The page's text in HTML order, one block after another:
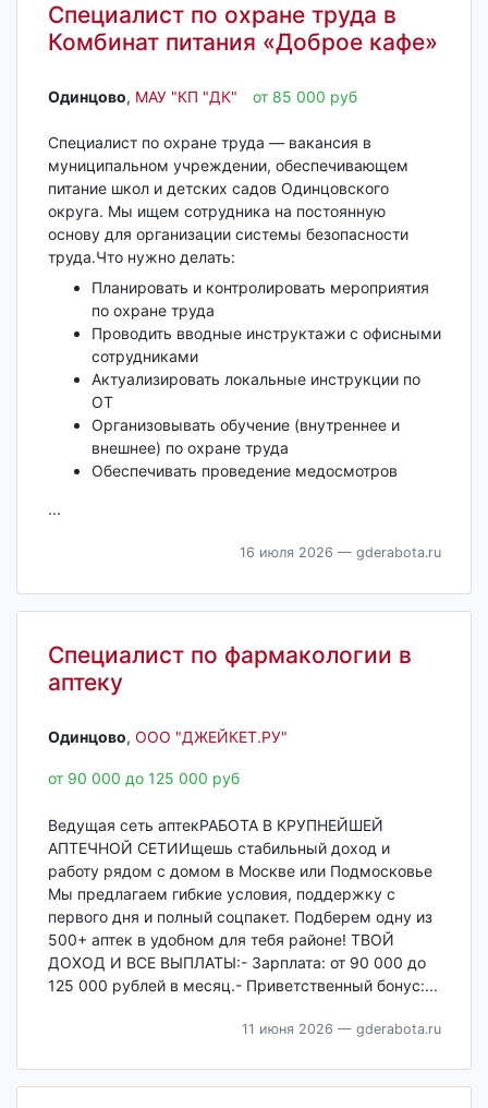
Специалист по охране труда в
Комбинат питания «Доброе кафе»
Одинцово‎, МАУ "КП "ДК" от 85 000 руб
Специалист по охране труда — вакансия в
муниципальном учреждении, обеспечивающем
питание школ и детских садов Одинцовского
округа. Мы ищем сотрудника на постоянную
основу для организации системы безопасности
труда.Что нужно делать:
Планировать и контролировать мероприятия
по охране труда
Проводить вводные инструктажи с офисными
сотрудниками
Актуализировать локальные инструкции по
ОТ
Организовывать обучение (внутреннее и
внешнее) по охране труда
Обеспечивать проведение медосмотров
...
16 июля 2026 — gderabota.ru
Специалист по фармакологии в
аптеку
Одинцово‎, ООО "ДЖЕЙКЕТ.РУ"
от 90 000 до 125 000 руб
Ведущая сеть аптекРАБОТА В КРУПНЕЙШЕЙ
АПТЕЧНОЙ СЕТИИщешь стабильный доход и
работу рядом с домом в Москве или Подмосковье
Мы предлагаем гибкие условия, поддержку с
первого дня и полный соцпакет. Подберем одну из
500+ аптек в удобном для тебя районе! ТВОЙ
ДОХОД И ВСЕ ВЫПЛАТЫ:- Зарплата: от 90 000 до
125 000 рублей в месяц.- Приветственный бонус:...
11 июня 2026 — gderabota.ru